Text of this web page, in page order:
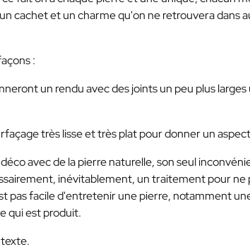
cachet et un charme qu'on ne retrouvera dans
:
un rendu avec des joints un peu plus
très lisse et très plat pour donner un
avec de la pierre naturelle, son seul
inévitablement, un traitement pour ne
pas facile d'entretenir une pierre, notamment
qui est produit.